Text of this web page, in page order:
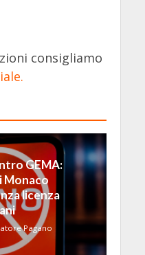
consigliamo
GEMA:
Monaco
licenza
Pagano